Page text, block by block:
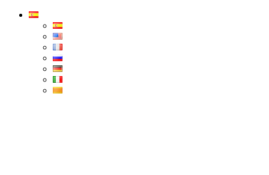
Condorchem